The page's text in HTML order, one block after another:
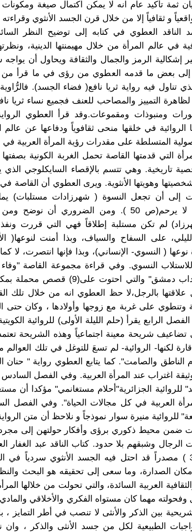
ثمة تأكيد عام انه لا يمكن اكتمال صيغة
و ثقافياً إلا من خلال قرن الجسد الأنثوي
الناقد العطوي في كتابه إلى توضيح النظر
في عالم المرأة من خلال مهيمنتها الدينية،
إشكالية الرمز والجمال والثقافة ويحاول أن
إلى بعض ما قدمه العطوي من رؤى في ما قرأ من
تناول فيه رواية ثريا نافع( فضاء الجسد).
لظاهرة التمييز والمصاحب للعنف فجميع نساء ثريا
ومنبوذات ومقموعات.وقد قرأ العطوي
الروائية في خلقها منحى ثقافوياً ودفاعها عن عالم
المتسلطة على مقدرات رؤية المرأة العربية في
التي قدمتها القاصة تحمل الغربة الكونية بصفتها
تاريخية. وهي تتسم بالإقصاء السايكلوجي الذي
وهويتها الأنثوية. ويرى العطوي أن القاصة
أن تجعل النسوة ( شهرزادات مستلبات)
حياتهن في عالم أبوي لا يرحم(ص 50 ). ومن الضروري أن
لم تكن مستلبة إطلاقاً فهي التي قررت
على السفاح والسياف، وبذا أمنت لنوعها(
نوعها ( النسوي- الإنساني)، وبذا فإنها انتصرت، لا
للاستلاب النسوي. وفي قراءة مجموعة القاصة "وفاء
أوغلي" "غريبة فوق أهداب دمشق" والتي احتوت على(9)
علاقتها بالرجل،لا حظ العطوي انه من خلال تلك
وتنطوي على غربة مع زوجها وأولادها ، وكان حتى
الرابع يقرأ (حلم الليلة الأولى) للروائية
تضاعيف شريحة معينة اجتماعياً وهذه الشريحة
قارة لكنها- الروائية- لم تسعَ للتوغل في تلك العوالم
الناطق والصامت". كما يتابع العطوي رواية " حنان
اغتراب عند المرأة العربية. وفي الفصل
للروائية الجزائرية"أحلام مستغانمي" مؤكدا أن
العربية في كل مجالات الحياة". وفي الفصل
للروائية منيرة سوار نموذجاً و نلاحظ أن متن
ضمن محيط ذكوري برؤى وأفكار حولتهن إلى
وشبقهم بلا حدود. كتاب الناقد عبد الغفار
الذي يعود فيه إلى (33 ) مصدراً قد احتل فيه الجسد الأنثوي سردياً
مكان الصدارة، وما سعى إلى تحقيقه هو البحث
العربية السائدة، والتي تحولت من خلالها
وفحولته مهما كان مستواه الفكري والأخلاقي
بين الذكر والأنثى لا تنصب في أطر التمايز ،
الطبيعية لكل من جسد الأنثى والذكر ، وان